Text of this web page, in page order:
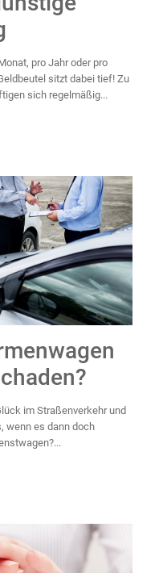
pro Jahr oder pro
sitzt dabei tief! Zu
sich regelmäßig...
im Straßenverkehr und
wenn es dann doch